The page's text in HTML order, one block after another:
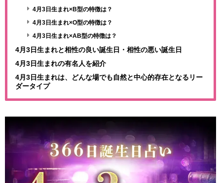
4月3日生まれ×B型の特徴は？
4月3日生まれ×O型の特徴は？
4月3日生まれ×AB型の特徴は？
4月3日生まれと相性の良い誕生日・相性の悪い誕生日
4月3日生まれの有名人を紹介
4月3日生まれは、どんな場でも自然と中心的存在となるリー
ダータイプ